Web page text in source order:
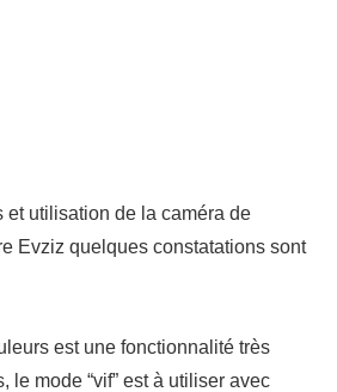
et utilisation de la caméra de
Evziz quelques constatations sont
est une fonctionnalité très
le mode “vif” est à utiliser avec